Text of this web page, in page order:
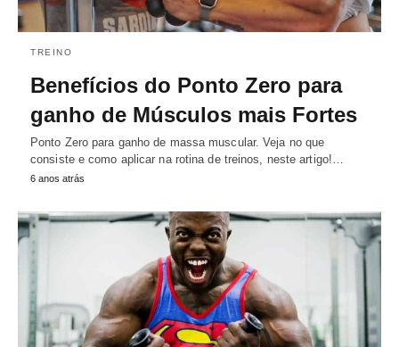
TREINO
Benefícios do Ponto Zero para
ganho de Músculos mais Fortes
Ponto Zero para ganho de massa muscular. Veja no que
consiste e como aplicar na rotina de treinos, neste artigo!…
6 anos atrás